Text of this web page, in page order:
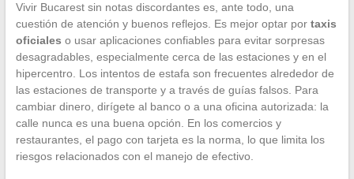
Vivir Bucarest sin notas discordantes es, ante todo, una
cuestión de atención y buenos reflejos. Es mejor optar por taxis
oficiales o usar aplicaciones confiables para evitar sorpresas
desagradables, especialmente cerca de las estaciones y en el
hipercentro. Los intentos de estafa son frecuentes alrededor de
las estaciones de transporte y a través de guías falsos. Para
cambiar dinero, dirígete al banco o a una oficina autorizada: la
calle nunca es una buena opción. En los comercios y
restaurantes, el pago con tarjeta es la norma, lo que limita los
riesgos relacionados con el manejo de efectivo.